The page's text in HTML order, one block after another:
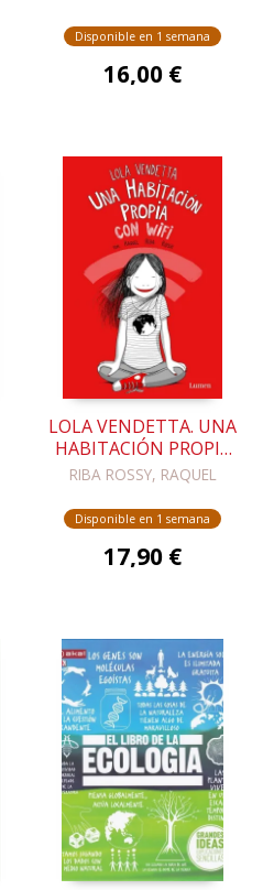
Disponible en 1 semana
16,00 €
LOLA VENDETTA. UNA
HABITACIÓN PROPIA
CON WIFI
RIBA ROSSY, RAQUEL
Disponible en 1 semana
17,90 €